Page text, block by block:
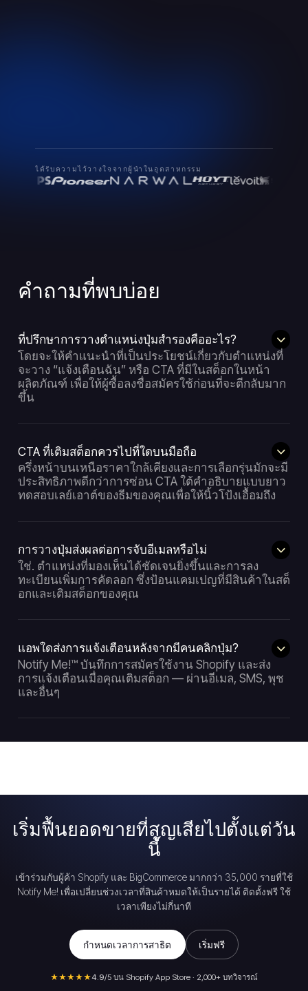
ได้รับความไว้วางใจจากผู้นำในอุตสาหกรรม
คำถามที่พบบ่อย
ที่ปรึกษาการวางตำแหน่งปุ่มสำรองคืออะไร?
โดยจะให้คำแนะนำที่เป็นประโยชน์เกี่ยวกับตำแหน่งที่
จะวาง “แจ้งเตือนฉัน” หรือ CTA ที่มีในสต็อกในหน้า
ผลิตภัณฑ์ เพื่อให้ผู้ซื้อลงชื่อสมัครใช้ก่อนที่จะตีกลับมาก
ขึ้น
CTA ที่เติมสต็อกควรไปที่ใดบนมือถือ
ครึ่งหน้าบนเหนือราคาใกล้เคียงและการเลือกรุ่นมักจะมี
ประสิทธิภาพดีกว่าการซ่อน CTA ใต้คำอธิบายแบบยาว
ทดสอบเลย์เอาต์ของธีมของคุณเพื่อให้นิ้วโป้งเอื้อมถึง
การวางปุ่มส่งผลต่อการจับอีเมลหรือไม่
ใช่. ตำแหน่งที่มองเห็นได้ชัดเจนยิ่งขึ้นและการลง
ทะเบียนเพิ่มการคัดลอก ซึ่งป้อนแคมเปญที่มีสินค้าในสต็
อกและเติมสต็อกของคุณ
แอพใดส่งการแจ้งเตือนหลังจากมีคนคลิกปุ่ม?
Notify Me!™ บันทึกการสมัครใช้งาน Shopify และส่ง
การแจ้งเตือนเมื่อคุณเติมสต็อก — ผ่านอีเมล, SMS, พุช
และอื่นๆ
เริ่มฟื้นยอดขายที่สูญเสียไปตั้งแต่วัน
นี้
เข้าร่วมกับผู้ค้า Shopify และ BigCommerce มากกว่า 35,000 รายที่ใช้
Notify Me! เพื่อเปลี่ยนช่วงเวลาที่สินค้าหมดให้เป็นรายได้ ติดตั้งฟรี ใช้
เวลาเพียงไม่กี่นาที
กำหนดเวลาการสาธิต เริ่มฟรี
★★★★★4.9/5 บน Shopify App Store · 2,000+ บทวิจารณ์